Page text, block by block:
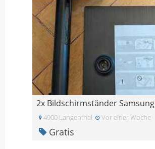
2x Bildschirmständer Samsung
4900 Langenthal Vor einer Woche
Gratis